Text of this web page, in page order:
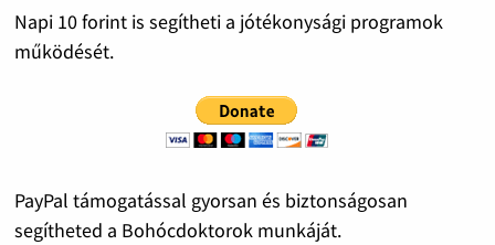
Napi 10 forint is segítheti a jótékonysági programok
működését.
PayPal támogatással gyorsan és biztonságosan
segítheted a Bohócdoktorok munkáját.